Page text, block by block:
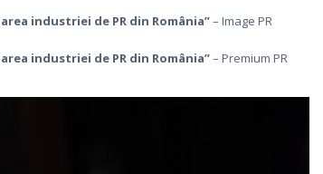
industriei de PR din România”– Image PR
industriei de PR din România”– Premium PR